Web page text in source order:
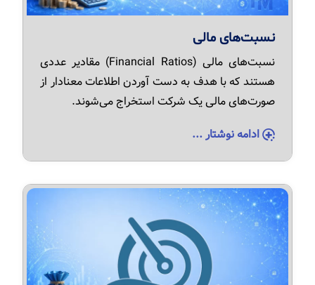
نسبت‌های مالی
نسبت‌های مالی (Financial Ratios) مقادیر عددی
هستند که با هدف به دست آوردن اطلاعات معنادار از
صورت‌های مالی یک شرکت استخراج می‌شوند.
ادامه نوشتار ...